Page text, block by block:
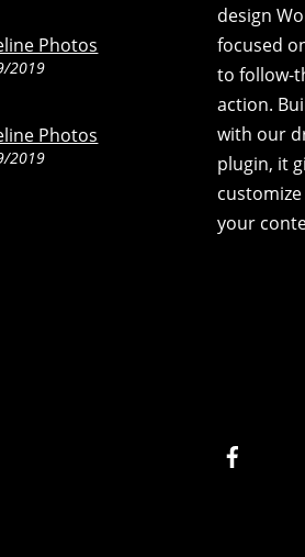
Photos
2019
Photos
2019
design
focused
to follow-
action.
with our
plugin, it
your